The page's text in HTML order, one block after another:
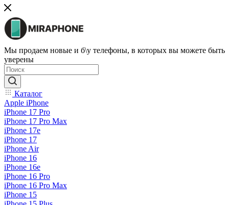
Мы продаем новые и б\у телефоны, в которых вы можете быть
уверены
Каталог
Apple iPhone
iPhone 17 Pro
iPhone 17 Pro Max
iPhone 17e
iPhone 17
iPhone Air
iPhone 16
iPhone 16e
iPhone 16 Pro
iPhone 16 Pro Max
iPhone 15